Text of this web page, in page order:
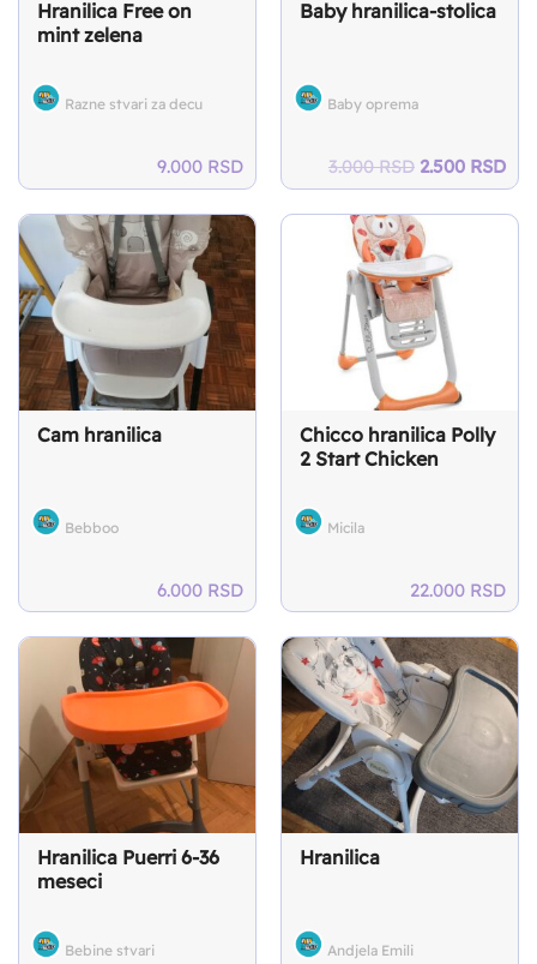
Hranilica Free on
mint zelena
Razne stvari za decu
9.000 RSD
Baby hranilica-stolica
Baby oprema
3.000RSD Original
price
was:
3.000 RSD.
2.500 RSD
is:
Cam hranilica
Bebboo
6.000 RSD
Chicco hranilica Polly
2 Start Chicken
Micila
22.000 RSD
Hranilica Puerri 6-36
meseci
Bebine stvari
Hranilica
Andjela Emili